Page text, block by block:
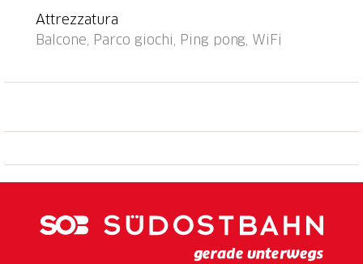
fondo 1.5 km, parco giochi 1 km. Rinomate località
sciistiche: Ski Arena Andermatt/Sedrun/Disentis.
Prego notare: Ulteriori alloggi prenotabili. Tutte le
con gli sci quando c'è abbastanza neve. 1 posto auto
sabato 8:30 - 9:30 e 16:00 - 17:30,
martedì/giovedì/domenica chiuso.
Attrezzatura
Balcone, Parco giochi, Ping pong, WiFi